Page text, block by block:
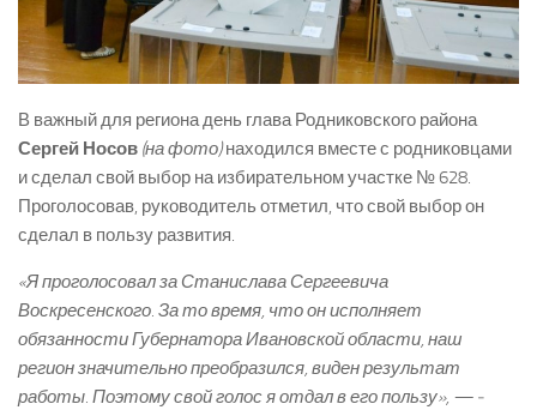
В важный для региона день глава Родниковского района
Сергей Носов (на фото)находился вместе с родниковцами
и сделал свой выбор на избирательном участке № 628.
Проголосовав, руководитель отметил, что свой выбор он
сделал в пользу развития.
«Я проголосовал за Станислава Сергеевича
Воскресенского. За то время, что он исполняет
обязанности Губернатора Ивановской области, наш
регион значительно преобразился, виден результат
работы. Поэтому свой голос я отдал в его пользу», — ­